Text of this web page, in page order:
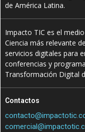
de América Latina.
Impacto TIC es el
Ciencia más relevante
servicios digitales para
conferencias y
Transformación Digital
Contactos